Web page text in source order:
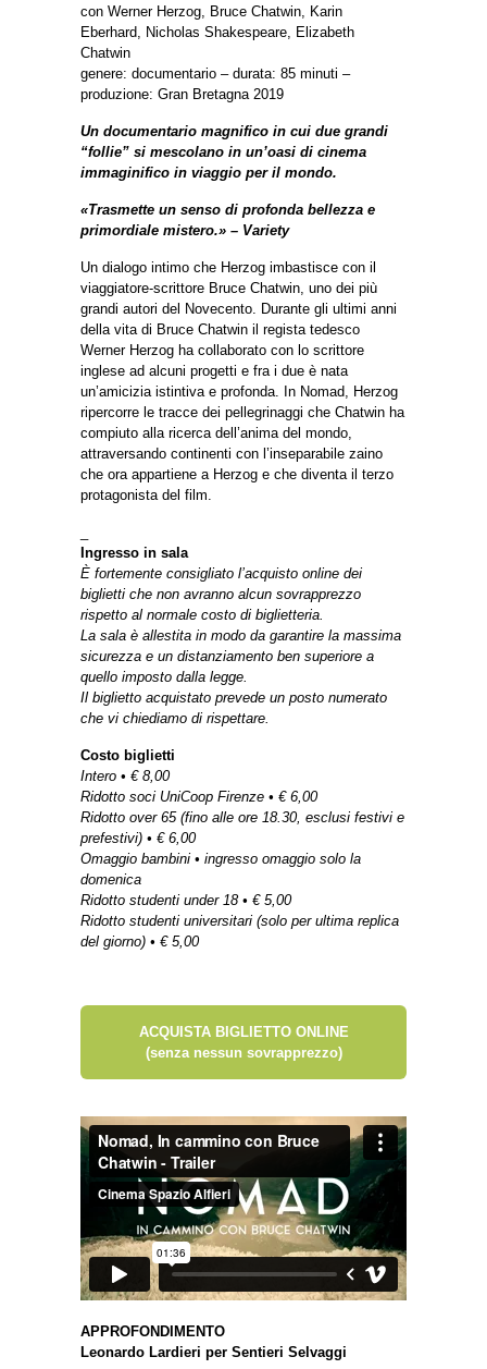
con Werner Herzog, Bruce Chatwin, Karin
Eberhard, Nicholas Shakespeare, Elizabeth
Chatwin
genere: documentario – durata: 85 minuti –
produzione: Gran Bretagna 2019
Un documentario magnifico in cui due grandi
“follie” si mescolano in un’oasi di cinema
immaginifico in viaggio per il mondo.
«Trasmette un senso di profonda bellezza e
primordiale mistero.» – Variety
Un dialogo intimo che Herzog imbastisce con il
viaggiatore-scrittore Bruce Chatwin, uno dei più
grandi autori del Novecento. Durante gli ultimi anni
della vita di Bruce Chatwin il regista tedesco
Werner Herzog ha collaborato con lo scrittore
inglese ad alcuni progetti e fra i due è nata
un’amicizia istintiva e profonda. In Nomad, Herzog
ripercorre le tracce dei pellegrinaggi che Chatwin ha
compiuto alla ricerca dell’anima del mondo,
attraversando continenti con l’inseparabile zaino
che ora appartiene a Herzog e che diventa il terzo
protagonista del film.
Ingresso in sala
È fortemente consigliato l’acquisto online dei
biglietti che non avranno alcun sovrapprezzo
rispetto al normale costo di biglietteria.
La sala è allestita in modo da garantire la massima
sicurezza e un distanziamento ben superiore a
quello imposto dalla legge.
Il biglietto acquistato prevede un posto numerato
che vi chiediamo di rispettare.
Costo biglietti
Intero • € 8,00
Ridotto soci UniCoop Firenze • € 6,00
Ridotto over 65 (fino alle ore 18.30, esclusi festivi e
prefestivi) • € 6,00
Omaggio bambini • ingresso omaggio solo la
domenica
Ridotto studenti under 18 • € 5,00
Ridotto studenti universitari (solo per ultima replica
del giorno) • € 5,00
ACQUISTA BIGLIETTO ONLINE
(senza nessun sovrapprezzo)
APPROFONDIMENTO
Leonardo Lardieri per Sentieri Selvaggi